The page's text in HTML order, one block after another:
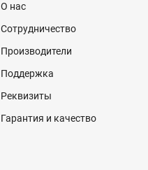
О нас
Сотрудничество
Производители
Поддержка
Реквизиты
Гарантия и качество